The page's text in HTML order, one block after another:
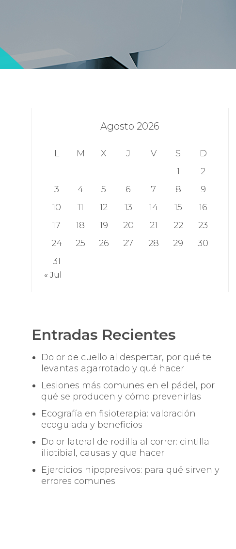
Agosto 2026
L M X J V S
D
1
2
3
4 5 6 7 8
9
10
11 12 13 14 15
16
17
18 19 20 21 22
23
24
25 26 27 28 29
30
31
« Jul
Entradas Recientes
Dolor de cuello al despertar, por qué te
levantas agarrotado y qué hacer
Lesiones más comunes en el pádel, por
qué se producen y cómo prevenirlas
Ecografía en fisioterapia: valoración
ecoguiada y beneficios
Dolor lateral de rodilla al correr: cintilla
iliotibial, causas y que hacer
Ejercicios hipopresivos: para qué sirven y
errores comunes